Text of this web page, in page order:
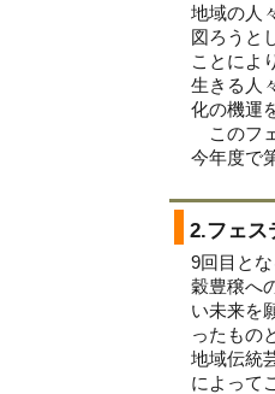
地域の人
図ろうと
ことによ
生きる人
化の機運
このフ
今年度で
2.フェス
9回目と
穀豊穣へ
い未来を
ったもの
地域伝統
によって